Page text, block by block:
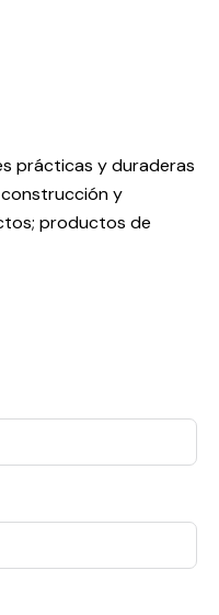
prácticas y duraderas
y
productos de